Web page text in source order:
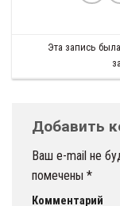
Эта запись
Добавить
Ваш e-mail не
помечены *
Комментарий